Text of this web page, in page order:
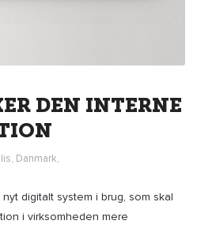
DEN INTERNE
, Danmark,
digitalt system i brug, som skal
i virksomheden mere